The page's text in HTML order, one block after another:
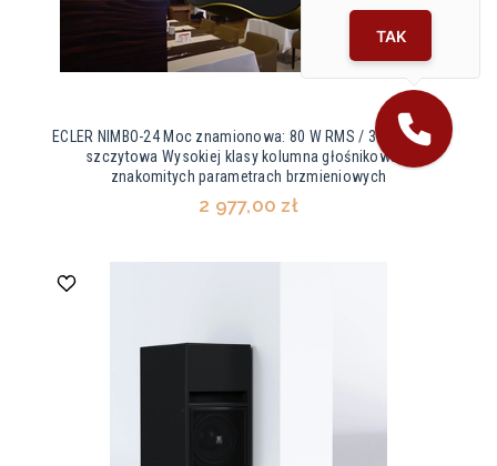
ECLER NIMBO-24 Moc znamionowa: 80 W RMS / 320 IP44, W
szczytowa Wysokiej klasy kolumna głośnikowa o
znakomitych parametrach brzmieniowych
2 977,00 zł
TAK